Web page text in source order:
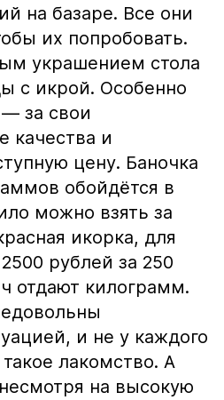
на базаре. Все они
их попробовать.
украшением стола
с икрой. Особенно
за свои
качества и
цену. Баночка
обойдётся в
можно взять за
икорка, для
рублей за 250
отдают килограмм.
и не у каждого
лакомство. А
на высокую